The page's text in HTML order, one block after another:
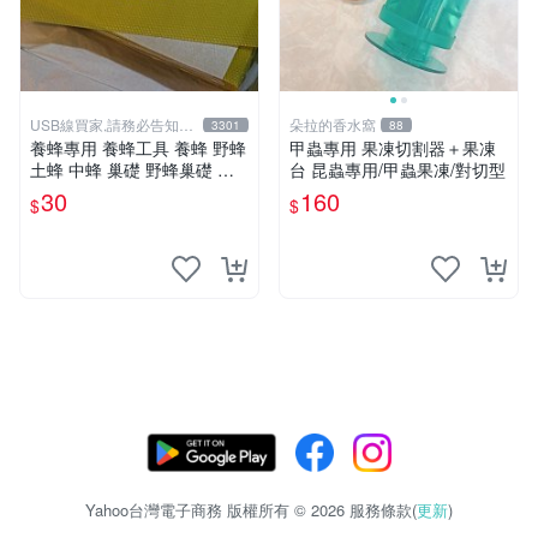
USB線買家,請務必告知相
機型號
3301
養蜂專用 養蜂工具 養蜂 野蜂
土蜂 中蜂 巢礎 野蜂巢礎 另
有 煙燻器 防蜂衣 羊皮手套
$30
朵拉的香水窩 88
甲蟲專用 果凍切割器＋果凍
台 昆蟲專用/甲蟲果凍/對切型
$160
Yahoo台灣電子商務 版權所有 © 2026 服務條款(更新)